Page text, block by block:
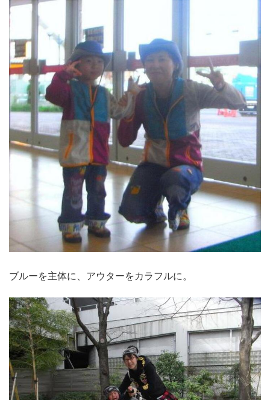
ブルーを主体に、アウターをカラフルに。